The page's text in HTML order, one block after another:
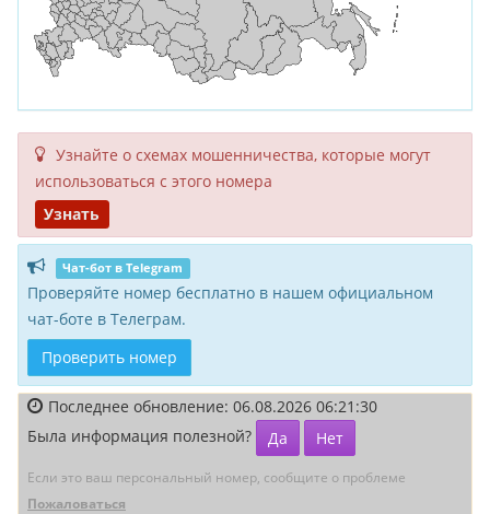
Узнайте о схемах мошенни­чества, кото­рые могут
исполь­зоваться с этого номера
Узнать
Чат-бот в Telegram
Проверяйте номер бесплатно в нашем официальном
чат-боте в Телеграм.
Проверить номер
Последнее обновление: 06.08.2026 06:21:30
Была информация полезной?
Да Нет
Если это ваш персональный номер, сообщите о проблеме
Пожаловаться